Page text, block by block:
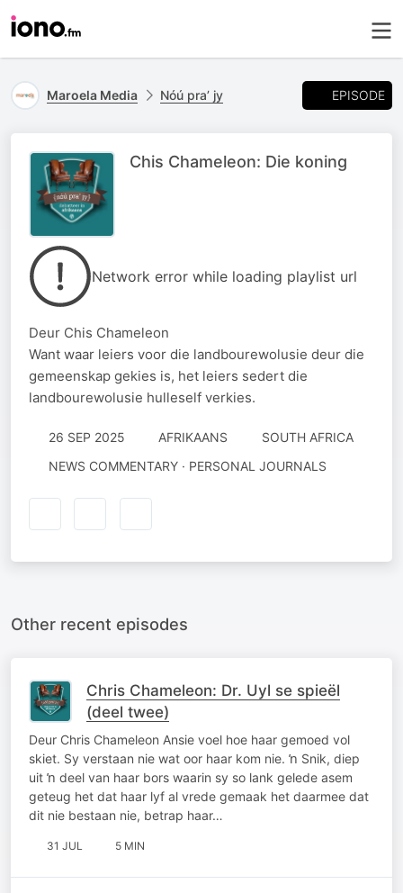
Maroela Media Nóú pra’ jy EPISODE
Chis Chameleon: Die koning
Network error while loading playlist url
Deur Chis Chameleon
Want waar leiers voor die landbourewolusie deur die
gemeenskap gekies is, het leiers sedert die
landbourewolusie hulleself verkies.
26 SEP 2025 AFRIKAANS
SOUTH AFRICA
NEWS COMMENTARY · PERSONAL JOURNALS
Other recent episodes
Chris Chameleon: Dr. Uyl se spieël
(deel twee)
Deur Chris Chameleon Ansie voel hoe haar gemoed vol
skiet. Sy verstaan nie wat oor haar kom nie. ŉ Snik, diep
uit ŉ deel van haar bors waarin sy so lank gelede asem
geteug het dat haar lyf al vrede gemaak het daarmee dat
dit nie bestaan nie, betrap haar…
31 JUL 5 MIN